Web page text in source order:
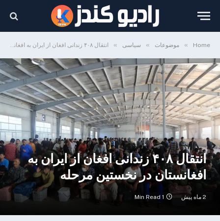
Home
» موضوعات » سیاسی » انتقال ۴۰۸ زندانی افغان از ایران به افغانستان در نخستین مرحله
انتقال ۴۰۸ زندانی افغان از ایران به
افغانستان در نخستین مرحله
2 ماه پیش 1 Min Read